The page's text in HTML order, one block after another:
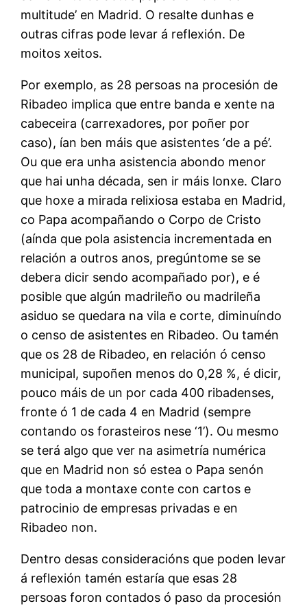
multitude’ en Madrid. O resalte dunhas e
outras cifras pode levar á reflexión. De
moitos xeitos.
Por exemplo, as 28 persoas na procesión de
Ribadeo implica que entre banda e xente na
cabeceira (carrexadores, por poñer por
caso), ían ben máis que asistentes ‘de a pé’.
Ou que era unha asistencia abondo menor
que hai unha década, sen ir máis lonxe. Claro
que hoxe a mirada relixiosa estaba en Madrid,
co Papa acompañando o Corpo de Cristo
(aínda que pola asistencia incrementada en
relación a outros anos, pregúntome se se
debera dicir sendo acompañado por), e é
posible que algún madrileño ou madrileña
asiduo se quedara na vila e corte, diminuíndo
o censo de asistentes en Ribadeo. Ou tamén
que os 28 de Ribadeo, en relación ó censo
municipal, supoñen menos do 0,28 %, é dicir,
pouco máis de un por cada 400 ribadenses,
fronte ó 1 de cada 4 en Madrid (sempre
contando os forasteiros nese ‘1’). Ou mesmo
se terá algo que ver na asimetría numérica
que en Madrid non só estea o Papa senón
que toda a montaxe conte con cartos e
patrocinio de empresas privadas e en
Ribadeo non.
Dentro desas consideracións que poden levar
á reflexión tamén estaría que esas 28
persoas foron contados ó paso da procesión